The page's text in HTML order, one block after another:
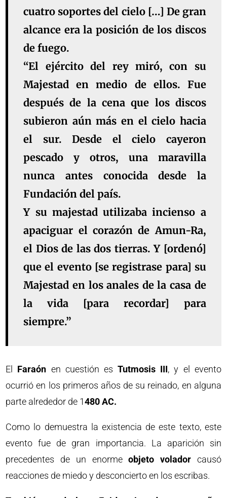
cuatro soportes del cielo […] De gran
alcance era la posición de los discos
de fuego.
“El ejército del rey miró, con su
Majestad en medio de ellos. Fue
después de la cena que los discos
subieron aún más en el cielo hacia
el sur.Desde el cielo cayeron
pescado y otros, una maravilla
nunca antes conocida desde la
Fundación del país.
Y su majestad utilizaba incienso a
apaciguar el corazón deAmun-Ra,
el Dios de las dos tierras. Y [ordenó]
que el evento [se registrase para] su
Majestad en los anales de la casa de
la vida [para recordar] para
siempre.”
El Faraón en cuestión esTutmosis III, y el evento
ocurrió en los primeros años de su reinado, en alguna
parte alrededor de 1480 AC.
Como lo demuestra la existencia de este texto, este
evento fue de gran importancia. La aparición sin
precedentes de un enormeobjeto volador causó
reacciones de miedo y desconcierto en los escribas.